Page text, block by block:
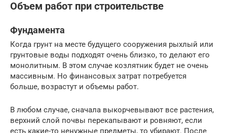
Объем работ при строительстве
Фундамента
Когда грунт на месте будущего сооружения рыхлый или
грунтовые воды подходят очень близко, то делают его
монолитным. В этом случае козлятник будет не очень
массивным. Но финансовых затрат потребуется
больше, возрастут и объемы работ.
В любом случае, сначала выкорчевывают все растения,
верхний слой почвы перекапывают и ровняют, если
есть какие-то ненужные предметы, то убирают. После